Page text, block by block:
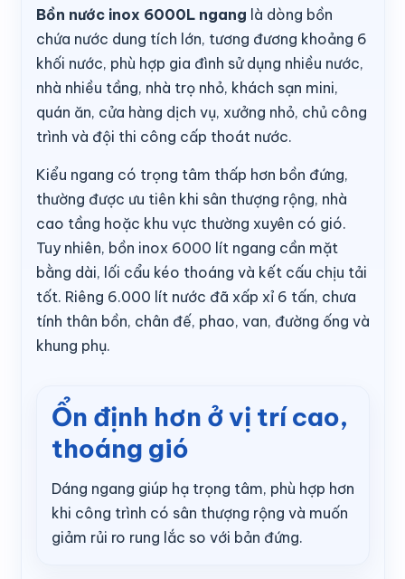
Bồn nước inox 6000L ngang là dòng bồn
chứa nước dung tích lớn, tương đương khoảng 6
khối nước, phù hợp gia đình sử dụng nhiều nước,
nhà nhiều tầng, nhà trọ nhỏ, khách sạn mini,
quán ăn, cửa hàng dịch vụ, xưởng nhỏ, chủ công
trình và đội thi công cấp thoát nước.
Kiểu ngang có trọng tâm thấp hơn bồn đứng,
thường được ưu tiên khi sân thượng rộng, nhà
cao tầng hoặc khu vực thường xuyên có gió.
Tuy nhiên, bồn inox 6000 lít ngang cần mặt
bằng dài, lối cẩu kéo thoáng và kết cấu chịu tải
tốt. Riêng 6.000 lít nước đã xấp xỉ 6 tấn, chưa
tính thân bồn, chân đế, phao, van, đường ống và
khung phụ.
Ổn định hơn ở vị trí cao,
thoáng gió
Dáng ngang giúp hạ trọng tâm, phù hợp hơn
khi công trình có sân thượng rộng và muốn
giảm rủi ro rung lắc so với bản đứng.